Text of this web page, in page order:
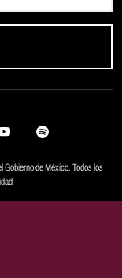
Gobierno de México. Todos los